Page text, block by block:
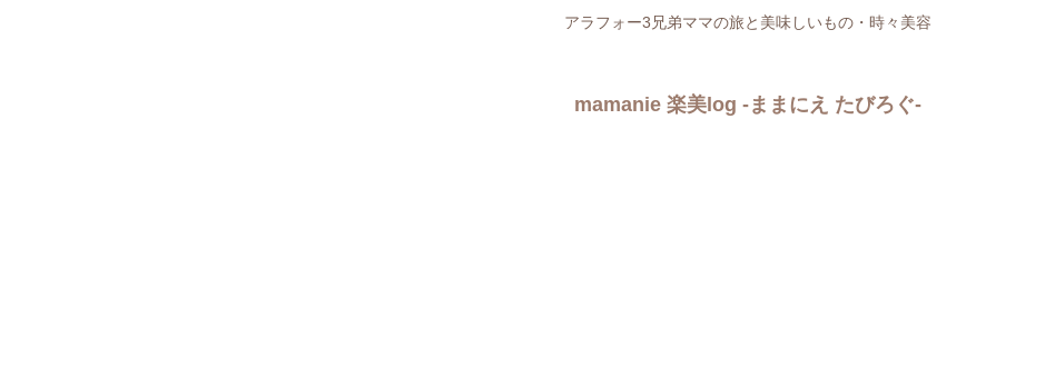
アラフォー3兄弟ママの旅と美味しいもの・時々美容
mamanie 楽美log -ままにえ たびろぐ-